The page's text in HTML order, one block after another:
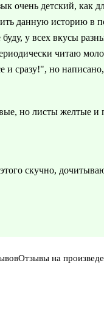
очень детский, как
данную историю в
у всех вкусы
читаю
и сразу!", но
но листы желтые и
скучно,
Отзывы на